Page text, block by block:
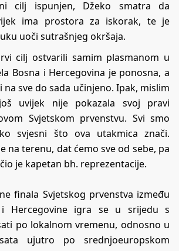
cilj ispunjen, Džeko smatra da
ima prostora za iskorak, te je
uoči sutrašnjeg okršaja.
cilj ostvarili samim plasmanom u
Bosna i Hercegovina je ponosna, a
sve do sada učinjeno. Ipak, mislim
uvijek nije pokazala svoj pravi
Svjetskom prvenstvu. Svi smo
svjesni što ova utakmica znači.
na terenu, dat ćemo sve od sebe, pa
je kapetan bh. reprezentacije.
finala Svjetskog prvenstva između
i Hercegovine igra se u srijedu s
po lokalnom vremenu, odnosno u
ujutro po srednjoeuropskom